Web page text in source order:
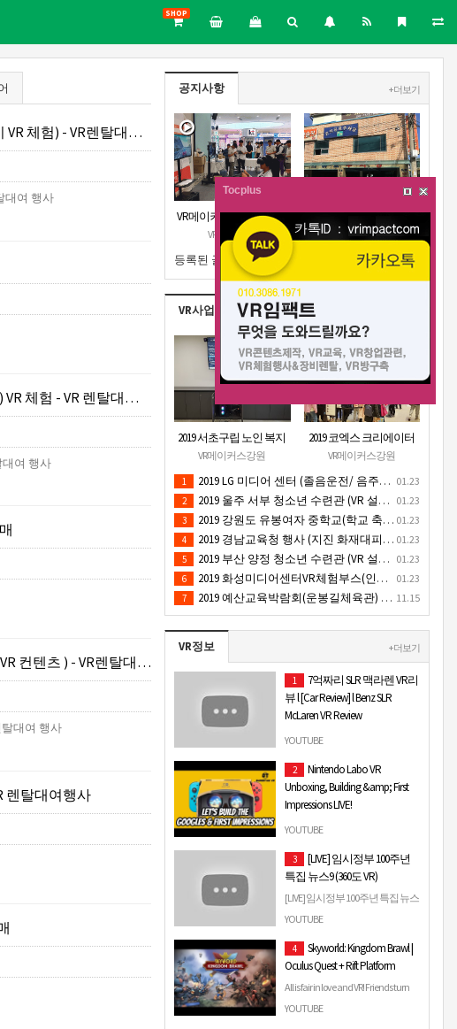
SHOP
험) - VR렌탈대여 행사
대여 행사
- VR 렌탈대여 행사
대여 행사
츠 ) - VR렌탈대여 행사
탈대여 행사
렌탈대여행사
공지사항 + 더보기
VR메이커스 강원지부 오
픈 공고
VR메이커스
강원지부 근처 주차장안
내
VR메이커스
등록된 글이 없습니다.
VR사업실적
2019 서초구립 노인 복지
관 (VR 설치) - VR 구축 판
VR메이커스강원
2019 코엑스 크리에이터
페스티벌 VR체험 부스 (인
기 VR 체험) - VR렌탈대여
행사
VR메이커스강원
01.23
1 2019 LG 미디어 센터 (졸음운전/ 음주운전 체험 행사) VR 체험 - VR 렌탈대여 행사
01.23
2 2019 울주 서부 청소년 수련관 (VR 설치) - VR 구축 판매
01.23
3 2019 강원도 유봉여자 중학교(학교 축제 행사 / 인기 VR 컨텐츠 ) - VR렌탈대여 행사
01.23
4 2019 경남교육청 행사 (지진 화재대피 / VR 체험) _ VR 렌탈대여행사
01.23
5 2019 부산 양정 청소년 수련관 (VR 설치) - VR구축 판매
01.23
6 2019 화성미디어센터VR체험부스(인기4D 시뮬레이터 체험)-VR렌탈대여 행사
11.15
7 2019 예산교육박람회(운봉길체육관) VR체험부스(직업진로체험 / 인기VR체험)-VR렌탈대여행사
VR정보 + 더보기
1
7억짜리 SLR 맥라렌 VR리
뷰 l [Car Review] l Benz SLR
McLaren VR Review
유튜브 어플 또는 구글 크롬으로
또는 4K로 설정해서 보시면 좋습
니다! * 차잘알 NH와 차알못 미스
터 디알의 VR...
YOUTUBE
2
Nintendo Labo VR
Unboxing, Building &amp; First
Impressions LIVE!
Welcome to Gamertag VR Chat & Chil
channel is all about Virtual Reality
gaming & hosting …
YOUTUBE
3
[LIVE] 임시정부 100주년
특집 뉴스9 (360도 VR)
[LIVE] 임시정부 100주년 특집 뉴스
9 (360도 VR)
YOUTUBE
4
Skyworld: Kingdom Brawl |
Oculus Quest + Rift Platform
All is fair in love and VR! Friends turn
foe as you set foot in the VR battle
YOUTUBE
Tocplus